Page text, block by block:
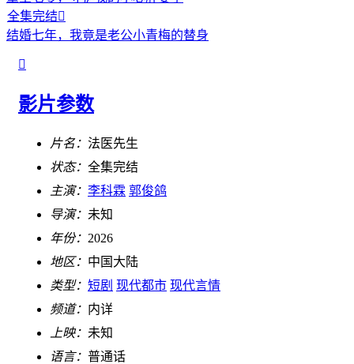
全集完结
结婚七年，我竟是老公小青梅的替身

影片参数
片名： 法医先生
状态： 全集完结
主演： 李科霖 郭俊鸽
导演： 未知
年份： 2026
地区： 中国大陆
类型： 短剧 现代都市 现代言情
频道： 内详
上映： 未知
语言： 普通话